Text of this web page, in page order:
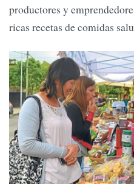
productores y
ricas recetas de comidas